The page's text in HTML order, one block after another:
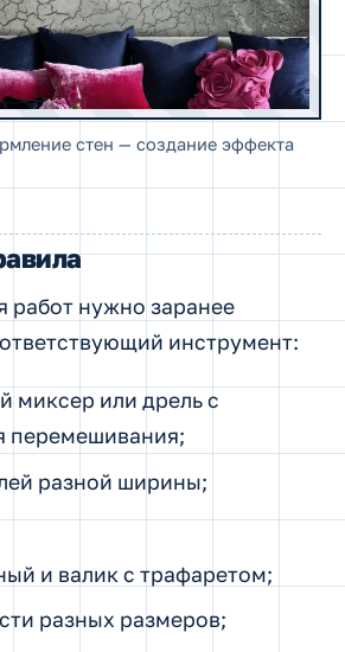
стен — создание эффекта
работ нужно заранее
инструмент:
миксер или дрель с
перемешивания;
разной ширины;
и валик с трафаретом;
разных размеров;